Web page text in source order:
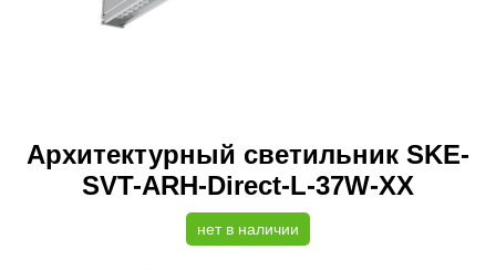
Архитектурный светильник SKE-
SVT-ARH-Direct-L-37W-XX
нет в наличии